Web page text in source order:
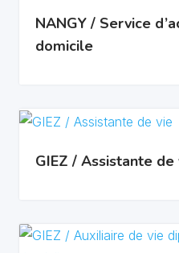
NANGY / Service
domicile
GIEZ / Assistante de